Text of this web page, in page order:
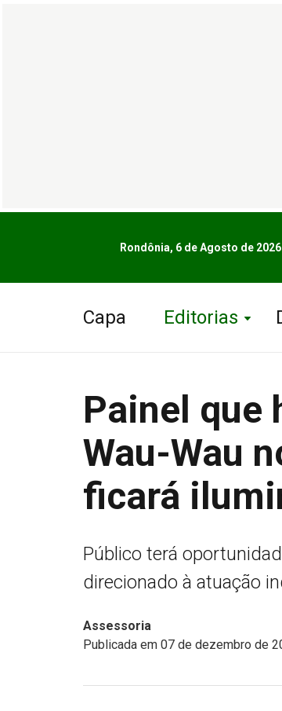
Rondônia, 6 de Agosto de 2026
Capa Editorias
Painel que
Wau-Wau
ficará
Público terá
direcionado à atuação
Assessoria
Publicada em 07 de dezembro de